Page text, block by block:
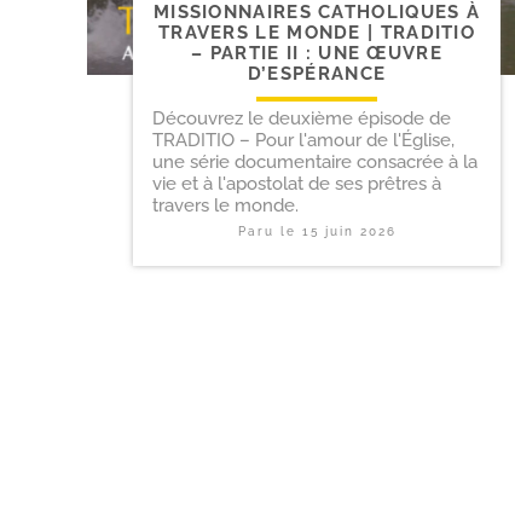
MISSIONNAIRES CATHOLIQUES À
TRAVERS LE MONDE | TRADITIO
– PARTIE II : UNE ŒUVRE
D’ESPÉRANCE
Découvrez le deuxième épisode de
TRADITIO – Pour l'amour de l'Église,
une série documentaire consacrée à la
vie et à l'apostolat de ses prêtres à
travers le monde.
Paru le 15 juin 2026